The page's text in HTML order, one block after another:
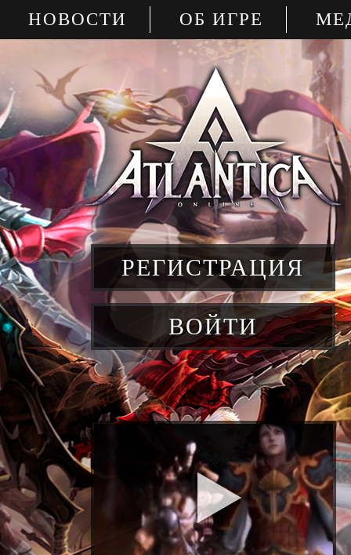
НОВОСТИ ОБ ИГРЕ
РЕГИСТРАЦИЯ
ВОЙТИ